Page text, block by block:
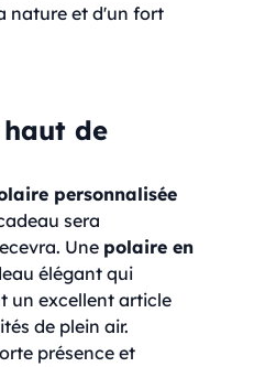
nature et d'un fort
de
personnalisée
sera
Une polaire en
élégant qui
un excellent article
de plein air.
présence et